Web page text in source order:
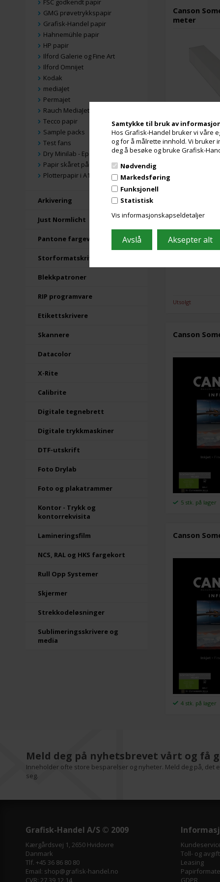
Samtykke til bruk av
Hos Grafisk-Handel bruker vi våre
og for å målrette innhold. Vi
deg å besøke og bruke Grafisk-
Nødvendig
Markedsføring
Funksjonell
Statistisk
Vis informasjonskapseldetaljer
FSC godkendt papir
GMG prøvetrykkspapir
Grafisk-Handel papir
Hahnemühle papir
HP papir
Ilford Galerie og Fine Art
Ilford Omnijet
Kodak
mediaJet
Permajet
Rauch MediaJet
Tecco papir
Sample packs
Test fans
Dry Minilab - Epson & Fuji
Papir skåret på mål
Plotterpapir i A1 og A0
Arkivering
Just Normlicht
Pantone fargevifter
Storformatskrivere
Blekkpatroner
RIP programvare
Etikettskrivere
Skannere
Datacolor
X-Rite
Calibrite
Digitale tegnebrett
Digitale trykkmaskiner
DTF-utskrift
Foto Drylab
Foto og plakatrammer
Kontor - Trykk og
kontorrekvisita
Lamineringsfilm
NCS, RAL og HKS fargekort
Rull Opp Systemer
Skjermer
Strekkodeløsninger
Sublimeringsskrivere og
media
Canson
meter
7 stk. på lager
Utsolgt
Canson
5 stk. på lager
Canson
4 stk. på lager
Meld deg på nyhetsbrevet vårt og få
Inneholder ofte store besparelser og nyheter. Meld deg på, det
seg.
Grafisk-Handel A/S © 2009
Kærgårdsvej 1, 2650 Hvidovre
Danmark
Tlf. +45 36 86 80 80
Email: shop@grafisk-handel.no
CVR: 27 39 12 14
Toll- og
Leasing
GDPR